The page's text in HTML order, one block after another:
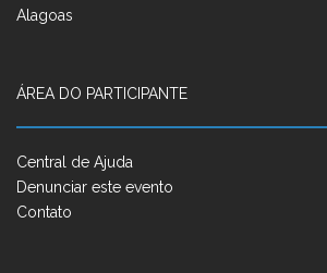
Alagoas
ÁREA DO PARTICIPANTE
Central de Ajuda
Denunciar este evento
Contato